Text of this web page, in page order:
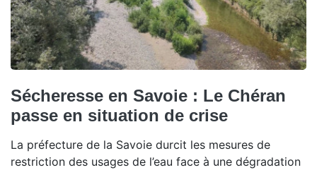
Sécheresse en Savoie : Le Chéran
passe en situation de crise
La préfecture de la Savoie durcit les mesures de
restriction des usages de l’eau face à une dégradation